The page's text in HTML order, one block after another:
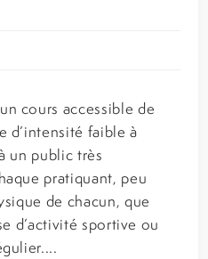
cours accessible de
d’intensité faible à
un public très
pratiquant, peu
de chacun, que
d’activité sportive ou